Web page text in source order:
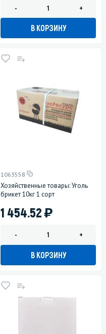
- +
В КОРЗИНУ
1063558
Хозяйственные товары: Уголь
брикет 10кг 1 сорт
1 454.52)
- +
В КОРЗИНУ